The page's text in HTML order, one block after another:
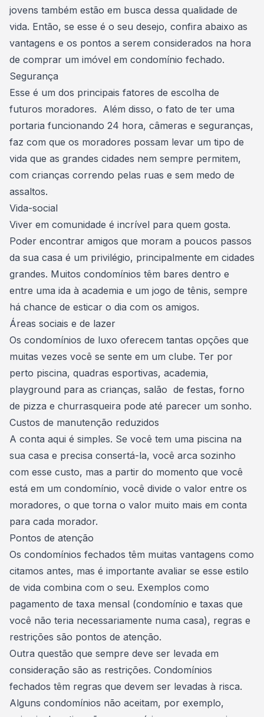
jovens também estão em busca dessa qualidade de
vida. Então, se esse é o seu desejo, confira abaixo as
vantagens e os pontos a serem considerados na hora
de comprar um imóvel em condomínio fechado.
Segurança
Esse é um dos principais fatores de escolha de
futuros moradores. Além disso, o fato de ter uma
portaria funcionando 24 hora, câmeras e seguranças,
faz com que os moradores possam levar um tipo de
vida que as grandes cidades nem sempre permitem,
com crianças correndo pelas ruas e sem medo de
assaltos.
Vida-social
Viver em comunidade é incrível para quem gosta.
Poder encontrar amigos que moram a poucos passos
da sua casa é um privilégio, principalmente em cidades
grandes. Muitos condomínios têm bares dentro e
entre uma ida à academia e um jogo de tênis, sempre
há chance de esticar o dia com os amigos.
Áreas sociais e de lazer
Os condomínios de luxo oferecem tantas opções que
muitas vezes você se sente em um clube. Ter por
perto piscina, quadras esportivas, academia,
playground para as crianças, salão de festas, forno
de pizza e churrasqueira pode até parecer um sonho.
Custos de manutenção reduzidos
A conta aqui é simples. Se você tem uma piscina na
sua casa e precisa consertá-la, você arca sozinho
com esse custo, mas a partir do momento que você
está em um condomínio, você divide o valor entre os
moradores, o que torna o valor muito mais em conta
para cada morador.
Pontos de atenção
Os condomínios fechados têm muitas vantagens como
citamos antes, mas é importante avaliar se esse estilo
de vida combina com o seu. Exemplos como
pagamento de taxa mensal (condomínio e taxas que
você não teria necessariamente numa casa), regras e
restrições são pontos de atenção.
Outra questão que sempre deve ser levada em
consideração são as restrições. Condomínios
fechados têm regras que devem ser levadas à risca.
Alguns condomínios não aceitam, por exemplo,